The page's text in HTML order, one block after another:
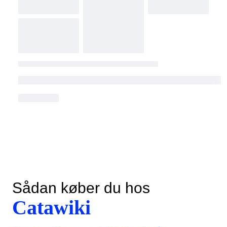
Sådan køber du hos
Catawiki